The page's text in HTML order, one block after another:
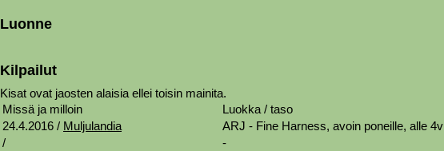
Luonne
Kilpailut
Kisat ovat jaosten alaisia ellei toisin mainita.
Missä ja milloin
Luokka / taso
24.4.2016 / Muljulandia ARJ - Fine Harness, avoin poneille, alle 4v
/
-